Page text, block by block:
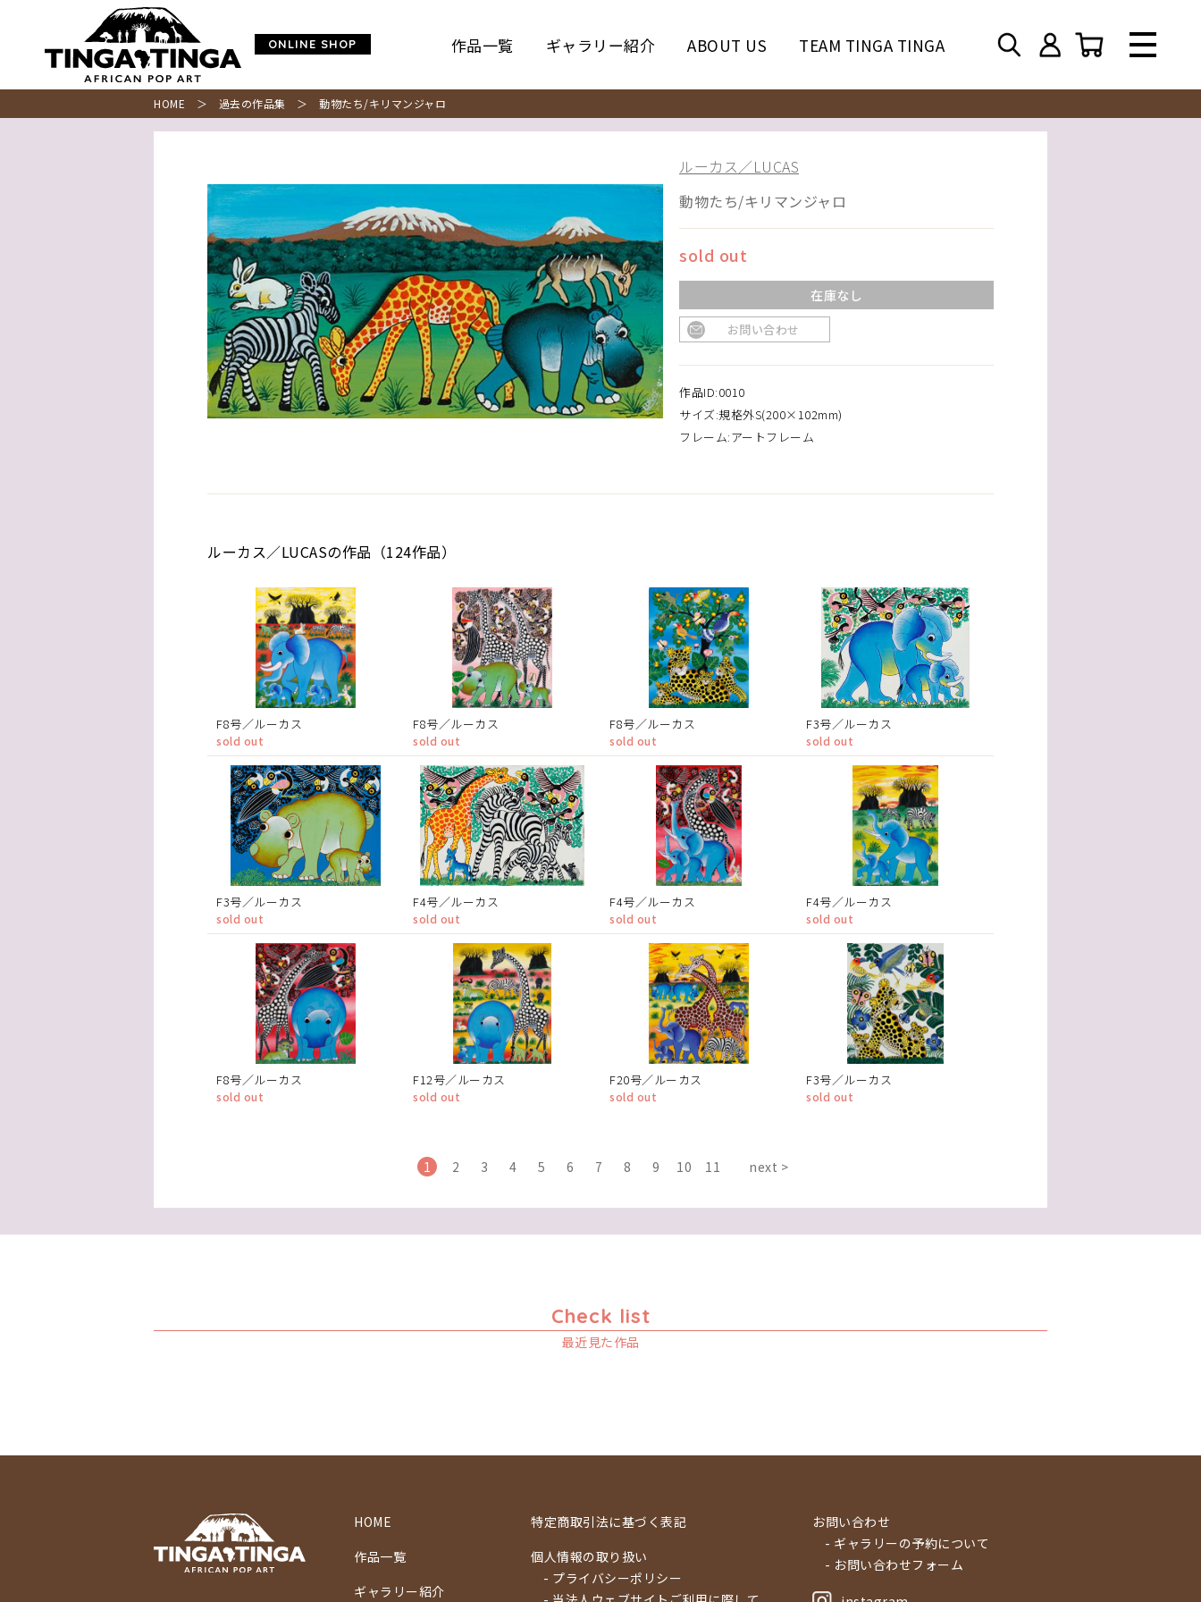
ONLINE SHOP 作品一覧 ギャラリー紹介 ABOUT US TEAM TINGA TINGA
HOME ＞ 過去の作品集 ＞ 動物たち/キリマンジャロ
ルーカス／LUCAS
動物たち/キリマンジャロ
sold out
在庫なし
お問い合わせ
作品ID:0010
サイズ:規格外S(200×102mm)
フレーム:アートフレーム
ルーカス／LUCASの作品（124作品）
F8号／ルーカス
sold out
F8号／ルーカス
sold out
F8号／ルーカス
sold out
F3号／ルーカス
sold out
F3号／ルーカス
sold out
F4号／ルーカス
sold out
F4号／ルーカス
sold out
F4号／ルーカス
sold out
F8号／ルーカス
sold out
F12号／ルーカス
sold out
F20号／ルーカス
sold out
F3号／ルーカス
sold out
1 2 3 4 5 6 7 8 9 10 11 next >
Check list
最近見た作品
HOME
作品一覧
ギャラリー紹介
特定商取引法に基づく表記
個人情報の取り扱い
- プライバシーポリシー
お問い合わせ
- ギャラリーの予約について
- お問い合わせフォーム